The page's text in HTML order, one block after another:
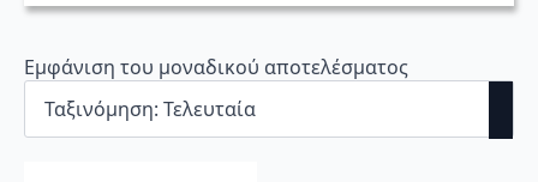
Εμφάνιση του μοναδικού αποτελέσματος